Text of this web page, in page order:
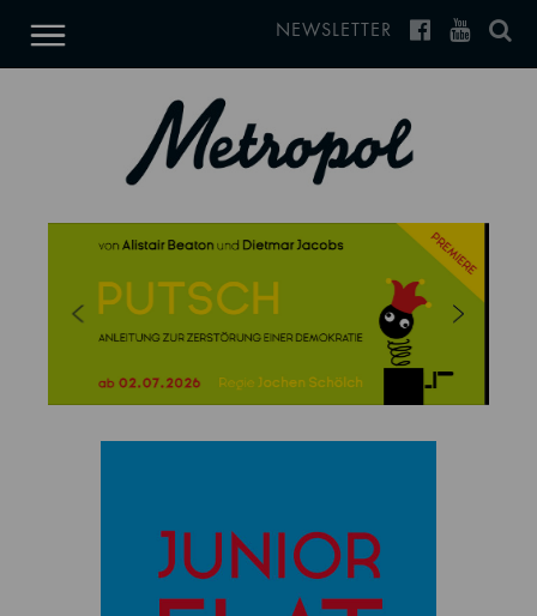
NEWSLETTER